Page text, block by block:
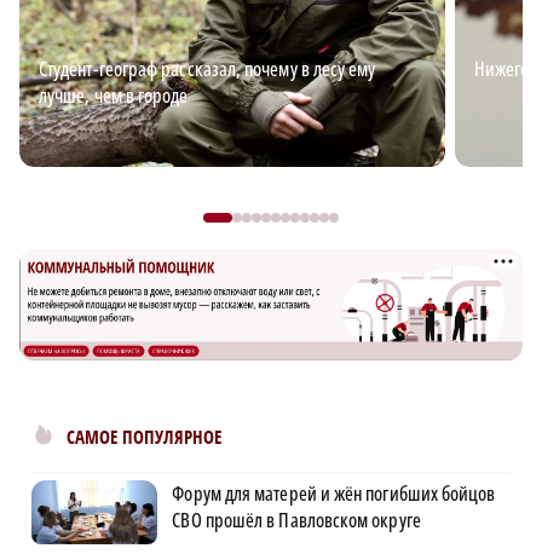
Студент-географ рассказал, почему в лесу ему
лучше, чем в городе
САМОЕ ПОПУЛЯРНОЕ
Форум для матерей и жён погибших бойцов
СВО прошёл в Павловском округе